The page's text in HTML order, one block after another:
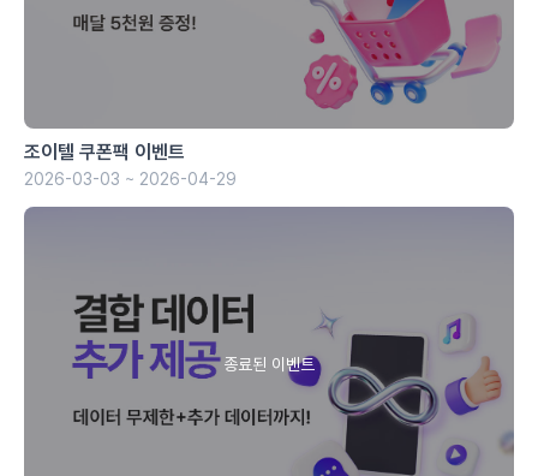
조이텔 쿠폰팩 이벤트
2026-03-03 ~ 2026-04-29